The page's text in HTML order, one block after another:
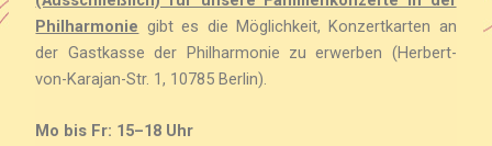
Philharmonie gibt es die Möglichkeit, Konzertkarten an
der Gastkasse der Philharmonie zu erwerben (Herbert-
von-Karajan-Str. 1, 10785 Berlin).
Mo bis Fr: 15–18 Uhr